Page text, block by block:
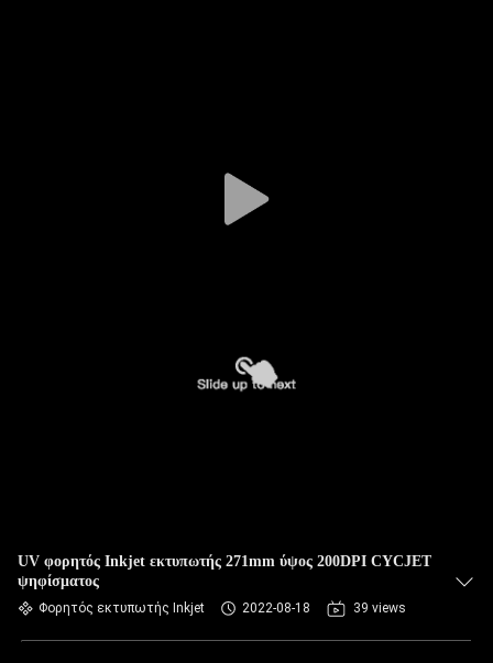
UV φορητός Inkjet εκτυπωτής 271mm ύψος 200DPI CYCJET
ψηφίσματος
Φορητός εκτυπωτής Inkjet 2022-08-18 39 views